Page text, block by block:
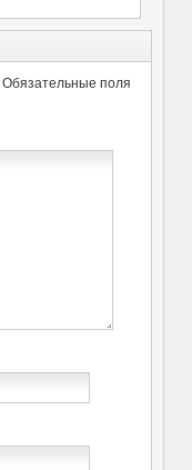
Обязательные поля